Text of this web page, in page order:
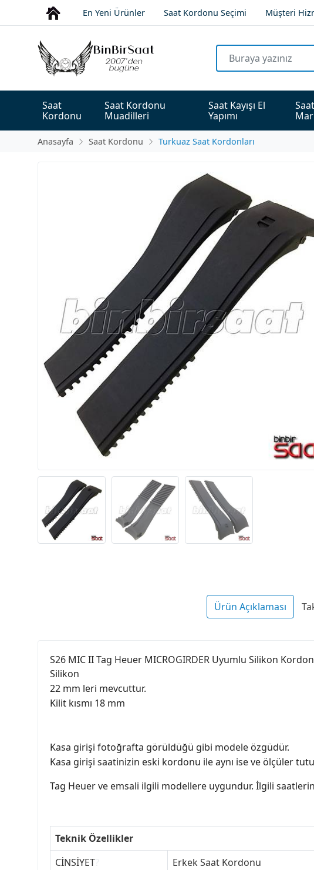
En Yeni Ürünler Saat Kordonu Seçimi Müşteri
Saat
Kordonu
Saat Kordonu
Muadilleri
Saat Kayışı El
Yapımı
Anasayfa Saat Kordonu Turkuaz Saat Kordonları
Ürün Açıklaması
S26 MIC II Tag Heuer MICROGIRDER Uyumlu Silikon
Silikon
22 mm leri mevcuttur.
Kilit kısmı 18 mm
Kasa girişi fotoğrafta görüldüğü gibi modele özgüdür.
Kasa girişi saatinizin eski kordonu ile aynı ise ve ölçüler
Tag Heuer ve emsali ilgili modellere uygundur. İlgili
Teknik Özellikler
CİNSİYET
Erkek Saat Kordonu